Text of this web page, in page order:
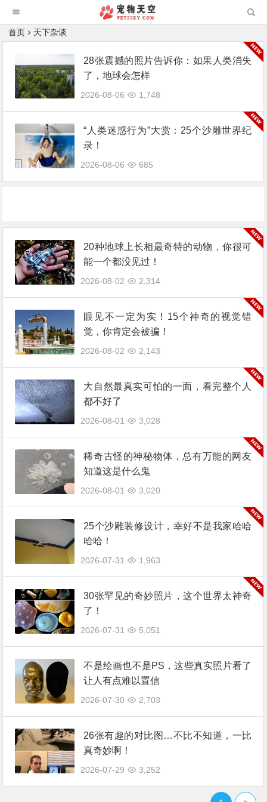
首页 天下杂谈
28张震撼的照片告诉你：如果人类消失
了，地球会怎样
2026-08-06 1,748
“人类迷惑行为”大赏：25个沙雕世界纪
录！
2026-08-06 685
20种地球上长相最奇特的动物，你很可
能一个都没见过！
2026-08-02 2,314
眼见不一定为实！15个神奇的视觉错
觉，你肯定会被骗！
2026-08-02 2,143
大自然最真实可怕的一面，看完整个人
都不好了
2026-08-01 3,028
稀奇古怪的神秘物体，总有万能的网友
知道这是什么鬼
2026-08-01 3,020
25个沙雕装修设计，幸好不是我家哈哈
哈哈！
2026-07-31 1,963
30张罕见的奇妙照片，这个世界太神奇
了！
2026-07-31 5,051
不是绘画也不是PS，这些真实照片看了
让人有点难以置信
2026-07-30 2,703
26张有趣的对比图…不比不知道，一比
真奇妙啊！
2026-07-29 3,252